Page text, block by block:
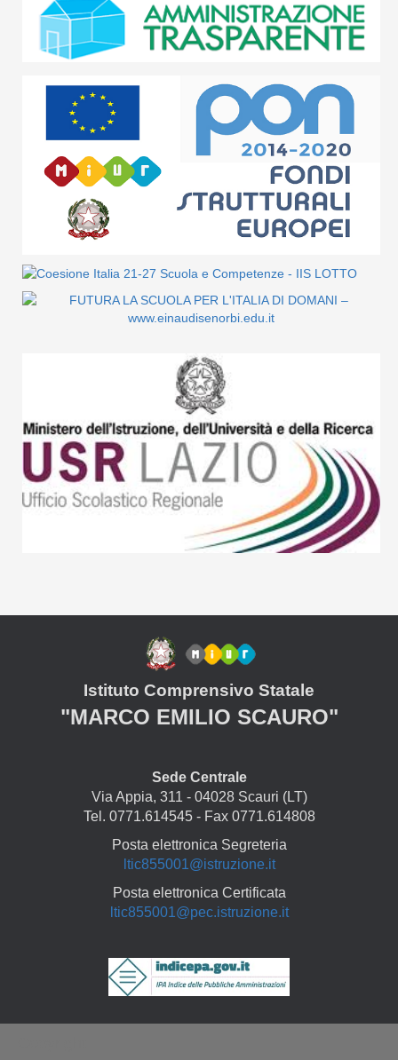
Istituto Comprensivo Statale
"MARCO EMILIO SCAURO"
Sede Centrale
Via Appia, 311 - 04028 Scauri (LT)
Tel. 0771.614545 - Fax 0771.614808
Posta elettronica Segreteria
ltic855001@istruzione.it
Posta elettronica Certificata
ltic855001@pec.istruzione.it